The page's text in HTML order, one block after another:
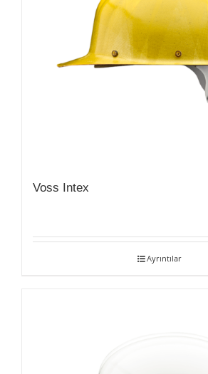
Voss Intex
Ayrıntılar